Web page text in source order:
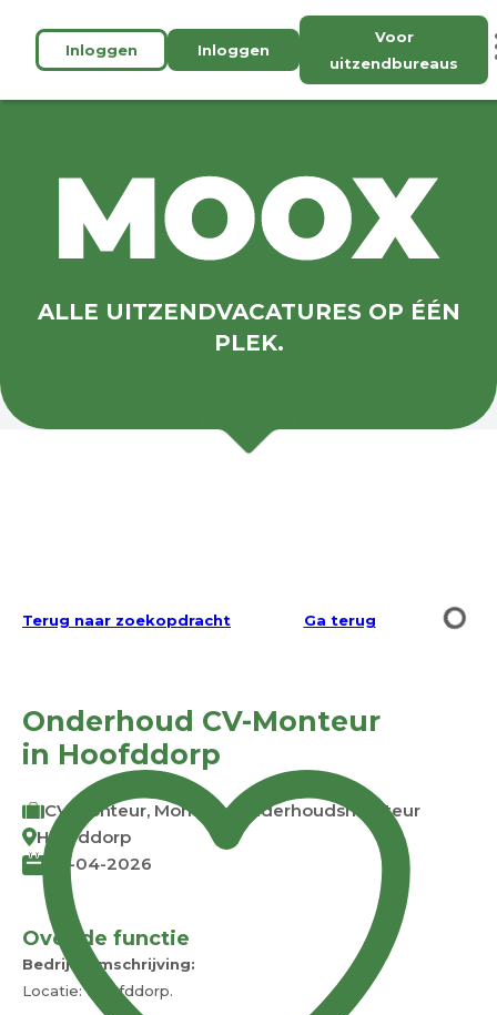
Inloggen Inloggen
Voor
uitzendbureaus
ALLE UITZENDVACATURES OP ÉÉN
PLEK.
Terug naar zoekopdracht Ga terug
Onderhoud CV-Monteur
in Hoofddorp
CV Monteur, Monteur, Onderhoudsmonteur
Hoofddorp
20-04-2026
Over de functie
Bedrijfsomschrijving:
Locatie: Hoofddorp.